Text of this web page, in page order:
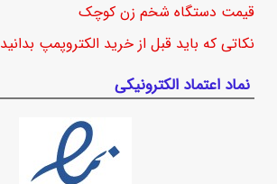
قیمت دستگاه شخم زن کوچک
نکاتی که باید قبل از خرید الکتروپمپ بدانید
نماد اعتماد الکترونیکی